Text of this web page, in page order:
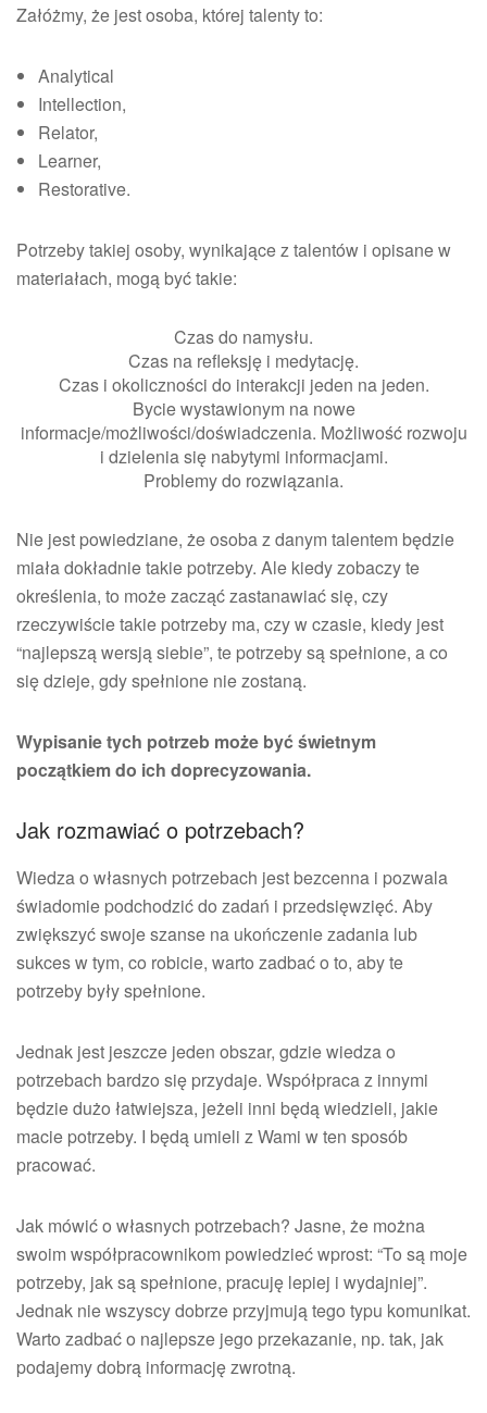
Załóżmy, że jest osoba, której talenty to:
Analytical
Intellection,
Relator,
Learner,
Restorative.
Potrzeby takiej osoby, wynikające z talentów i opisane w
materiałach, mogą być takie:
Czas do namysłu.
Czas na refleksję i medytację.
Czas i okoliczności do interakcji jeden na jeden.
Bycie wystawionym na nowe
informacje/możliwości/doświadczenia. Możliwość rozwoju
i dzielenia się nabytymi informacjami.
Problemy do rozwiązania.
Nie jest powiedziane, że osoba z danym talentem będzie
miała dokładnie takie potrzeby. Ale kiedy zobaczy te
określenia, to może zacząć zastanawiać się, czy
rzeczywiście takie potrzeby ma, czy w czasie, kiedy jest
“najlepszą wersją siebie”, te potrzeby są spełnione, a co
się dzieje, gdy spełnione nie zostaną.
Wypisanie tych potrzeb może być świetnym
początkiem do ich doprecyzowania.
Jak rozmawiać o potrzebach?
Wiedza o własnych potrzebach jest bezcenna i pozwala
świadomie podchodzić do zadań i przedsięwzięć. Aby
zwiększyć swoje szanse na ukończenie zadania lub
sukces w tym, co robicie, warto zadbać o to, aby te
potrzeby były spełnione.
Jednak jest jeszcze jeden obszar, gdzie wiedza o
potrzebach bardzo się przydaje. Współpraca z innymi
będzie dużo łatwiejsza, jeżeli inni będą wiedzieli, jakie
macie potrzeby. I będą umieli z Wami w ten sposób
pracować.
Jak mówić o własnych potrzebach? Jasne, że można
swoim współpracownikom powiedzieć wprost: “To są moje
potrzeby, jak są spełnione, pracuję lepiej i wydajniej”.
Jednak nie wszyscy dobrze przyjmują tego typu komunikat.
Warto zadbać o najlepsze jego przekazanie, np. tak, jak
podajemy dobrą informację zwrotną.